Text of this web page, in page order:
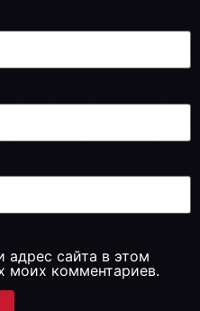
адрес сайта в этом
моих комментариев.